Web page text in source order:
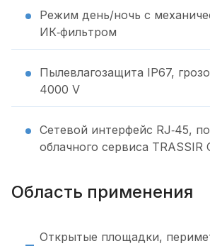
Режим день/ночь с
ИК‑фильтром
Пылевлагозащита IP67,
4000 V
Сетевой интерфейс RJ‑45,
облачного сервиса TRASSIR
Область применения
Открытые площадки,